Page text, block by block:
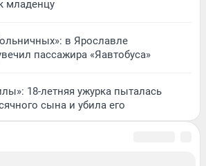
младенцу
в Ярославле
пассажира «Яавтобуса»
18-летняя ужурка пыталась
сына и убила его